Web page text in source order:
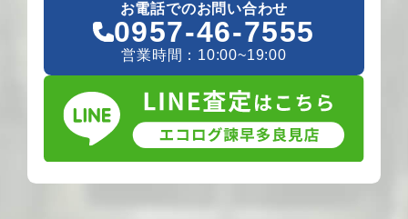
お電話でのお問い合わせ
0957-46-7555
営業時間：10:00~19:00